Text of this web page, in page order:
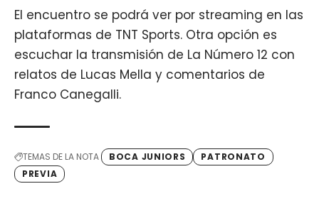
El encuentro se podrá ver por streaming en las
plataformas de TNT Sports. Otra opción es
escuchar la transmisión de La Número 12 con
relatos de Lucas Mella y comentarios de
Franco Canegalli.
TEMAS DE LA NOTA BOCA JUNIORS
PATRONATO
PREVIA